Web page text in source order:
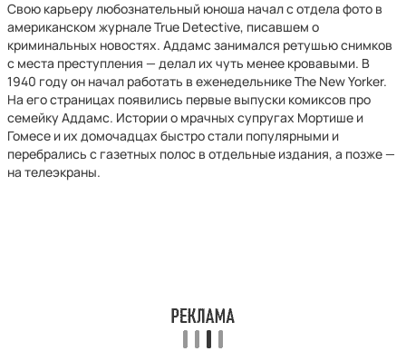
Свою карьеру любознательный юноша начал с отдела фото в
американском журнале True Detective, писавшем о
криминальных новостях. Аддамс занимался ретушью снимков
с места преступления — делал их чуть менее кровавыми. В
1940 году он начал работать в еженедельнике The New Yorker.
На его страницах появились первые выпуски комиксов про
семейку Аддамс. Истории о мрачных супругах Мортише и
Гомесе и их домочадцах быстро стали популярными и
перебрались с газетных полос в отдельные издания, а позже —
на телеэкраны.